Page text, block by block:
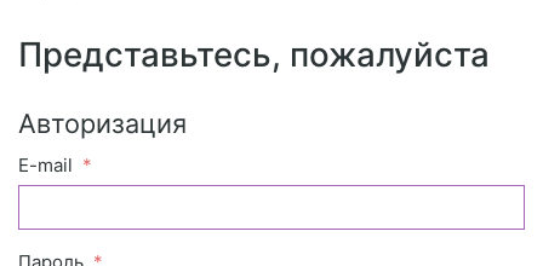
Представьтесь, пожалуйста
Авторизация
E-mail
Пароль